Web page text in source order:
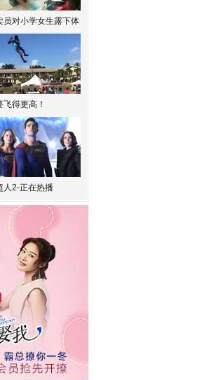
员对小学女生露下体
飞得更高！
人2-正在热播